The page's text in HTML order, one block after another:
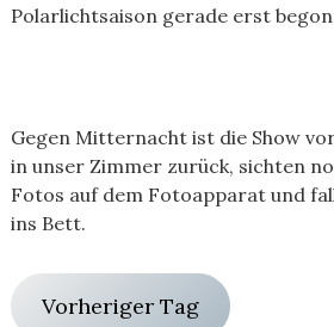
Polarlichtsaison gerade erst
Gegen Mitternacht ist die Show
in unser Zimmer zurück, sichten
Fotos auf dem Fotoapparat und
ins Bett.
Vorheriger Tag